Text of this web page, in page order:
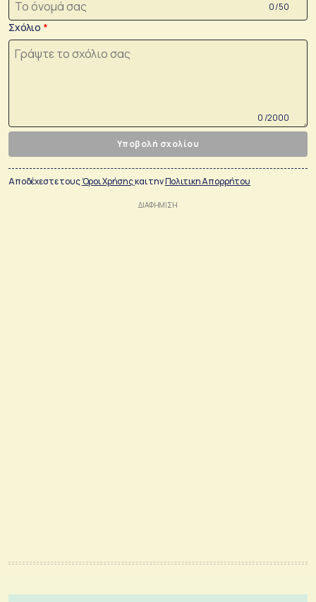
0 /50
Σχόλιο
0 /2000
Υποβολή σχολίου
Αποδέχεστε τουςΌροι Χρήσηςκαι τηνΠολιτικη Απορρήτου